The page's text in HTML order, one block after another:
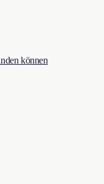
können